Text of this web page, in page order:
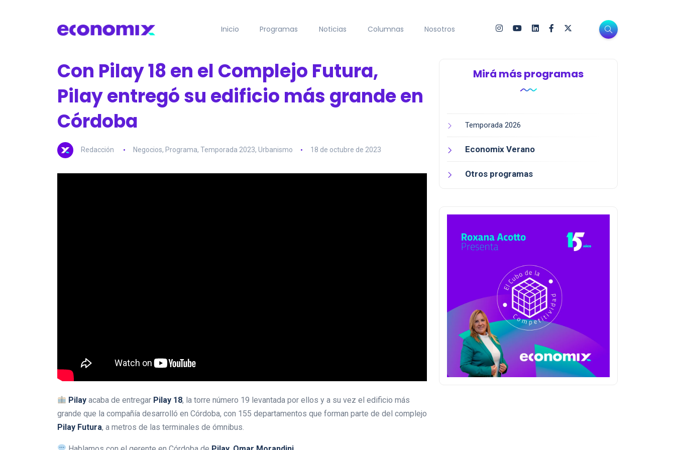
Inicio Programas Noticias Columnas Nosotros
Con Pilay 18 en el Complejo Futura,
Pilay entregó su edificio más grande en
Córdoba
Redacción Negocios, Programa, Temporada 2023, Urbanismo 18 de octubre de 2023
Pilayacaba de entregar Pilay 18, la torre número 19 levantada por ellos y a su vez el edificio más
grande que la compañía desarrolló en Córdoba, con 155 departamentos que forman parte de del complejo
Pilay Futura, a metros de las terminales de ómnibus.
Mirá más programas
Temporada 2026
Economix Verano
Otros programas